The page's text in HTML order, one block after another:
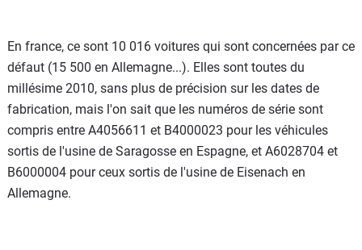
En france, ce sont 10 016 voitures qui sont concernées par ce
défaut (15 500 en Allemagne...). Elles sont toutes du
millésime 2010, sans plus de précision sur les dates de
fabrication, mais l'on sait que les numéros de série sont
compris entre A4056611 et B4000023 pour les véhicules
sortis de l'usine de Saragosse en Espagne, et A6028704 et
B6000004 pour ceux sortis de l'usine de Eisenach en
Allemagne.